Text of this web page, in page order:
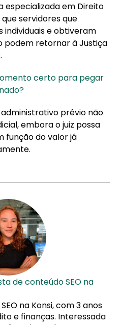
especializada em Direito
servidores que
individuais e obtiveram
podem retornar à Justiça
certo para pegar
prévio não
embora o juiz possa
função do valor já
de conteúdo SEO na
na Konsi, com 3 anos
e finanças. Interessada